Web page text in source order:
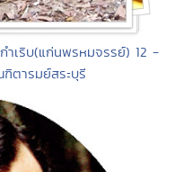
ำเริบ(แก่นพรหมจรรย์) 12 -
ตารมย์สระบุรี